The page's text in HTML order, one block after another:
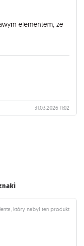
elementem, że
31.03.2026 11:02
który nabył ten produkt